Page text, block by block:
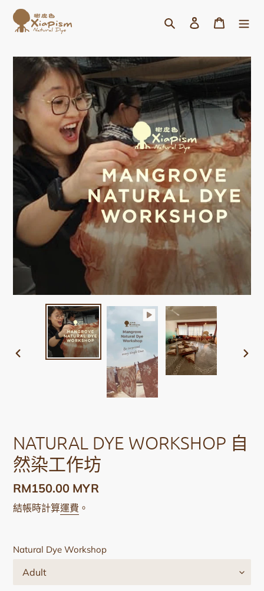
搜尋 購物車
NATURAL DYE WORKSHOP 自
然染工作坊
定
價
RM150.00 MYR
結帳時計算運費 。
Natural Dye Workshop